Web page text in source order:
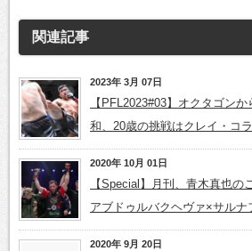
関連記事
2023年 3月 07日
【PFL2023#03】オクタゴン
和、20歳の挑戦はクレイ・コ
2020年 10月 01日
【Special】月刊、青木真也
アブドゥルバクヘヴァ×サルナ
2020年 9月 20日